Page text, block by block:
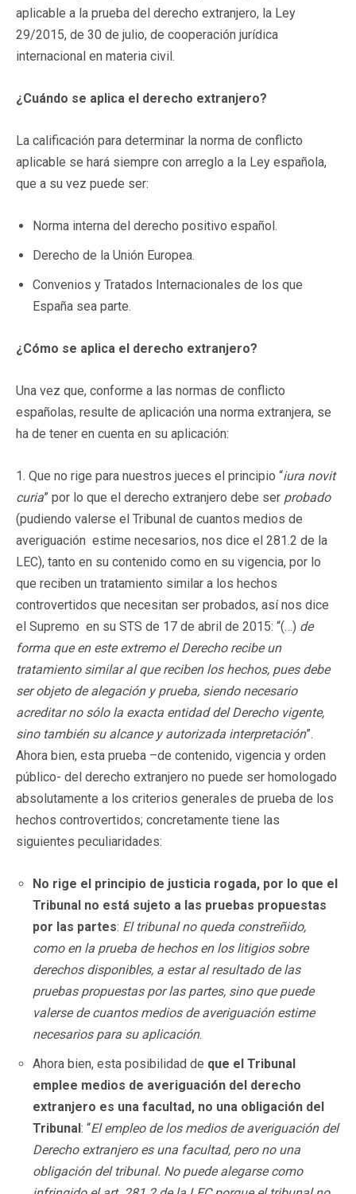
aplicable a la prueba del derecho extranjero, la Ley
29/2015, de 30 de julio, de cooperación jurídica
internacional en materia civil.
¿Cuándo se aplica el derecho extranjero?
La calificación para determinar la norma de conflicto
aplicable se hará siempre con arreglo a la Ley española,
que a su vez puede ser:
Norma interna del derecho positivo español.
Derecho de la Unión Europea.
Convenios y Tratados Internacionales de los que
España sea parte.
¿Cómo se aplica el derecho extranjero?
Una vez que, conforme a las normas de conflicto
españolas, resulte de aplicación una norma extranjera, se
ha de tener en cuenta en su aplicación:
1. Que no rige para nuestros jueces el principio “iura novit
curia” por lo que el derecho extranjero debe ser probado
(pudiendo valerse el Tribunal de cuantos medios de
averiguación estime necesarios, nos dice el 281.2 de la
LEC), tanto en su contenido como en su vigencia, por lo
que reciben un tratamiento similar a los hechos
controvertidos que necesitan ser probados, así nos dice
el Supremo en su STS de 17 de abril de 2015: “(…) de
forma que en este extremo el Derecho recibe un
tratamiento similar al que reciben los hechos, pues debe
ser objeto de alegación y prueba, siendo necesario
acreditar no sólo la exacta entidad del Derecho vigente,
sino también su alcance y autorizada interpretación”.
Ahora bien, esta prueba –de contenido, vigencia y orden
público- del derecho extranjero no puede ser homologado
absolutamente a los criterios generales de prueba de los
hechos controvertidos; concretamente tiene las
siguientes peculiaridades:
No rige el principio de justicia rogada, por lo que el
Tribunal no está sujeto a las pruebas propuestas
por las partes: El tribunal no queda constreñido,
como en la prueba de hechos en los litigios sobre
derechos disponibles, a estar al resultado de las
pruebas propuestas por las partes, sino que puede
valerse de cuantos medios de averiguación estime
necesarios para su aplicación.
Ahora bien, esta posibilidad de que el Tribunal
emplee medios de averiguación del derecho
extranjero es una facultad, no una obligación del
Tribunal: “El empleo de los medios de averiguación del
Derecho extranjero es una facultad, pero no una
obligación del tribunal. No puede alegarse como